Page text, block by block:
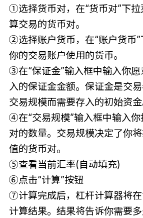
①选择货币对，在“货币对”下
算交易的货币对。
②选择账户货币，在“账户货币
你的交易账户使用的货币。
③在“保证金”输入框中输入你
入的保证金金额。保证金是交
交易规模而需要存入的初始资金
④在“交易规模”输入框中输入
对的数量。交易规模决定了你
值的货币对。
⑤查看当前汇率(自动填充)
⑥点击“计算”按钮
⑦计算完成后，杠杆计算器将在
计算结果。结果将告诉你需要